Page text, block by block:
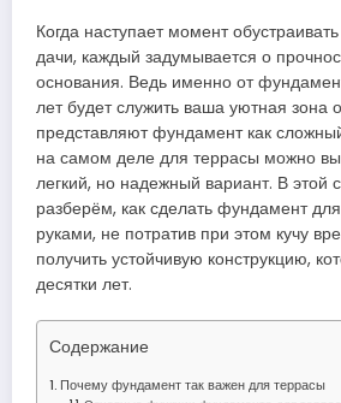
Когда наступает момент
дачи, каждый задумывается о
основания. Ведь именно от
лет будет служить ваша уютная зона
представляют фундамент как
на самом деле для террасы можно
легкий, но надежный вариант. В этой
разберём, как сделать фундамент
руками, не потратив при этом кучу
получить устойчивую конструкцию,
десятки лет.
Содержание
Почему фундамент так важен для террасы